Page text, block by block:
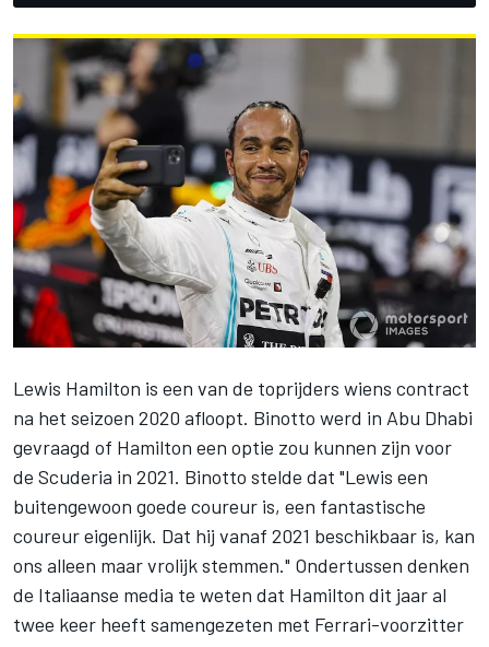
Lewis Hamilton is een van de toprijders wiens contract
na het seizoen 2020 afloopt. Binotto werd in Abu Dhabi
gevraagd of Hamilton een optie zou kunnen zijn voor
de Scuderia in 2021. Binotto stelde dat "Lewis een
buitengewoon goede coureur is, een fantastische
coureur eigenlijk. Dat hij vanaf 2021 beschikbaar is, kan
ons alleen maar vrolijk stemmen." Ondertussen denken
de Italiaanse media te weten dat Hamilton dit jaar al
twee keer heeft samengezeten met Ferrari-voorzitter